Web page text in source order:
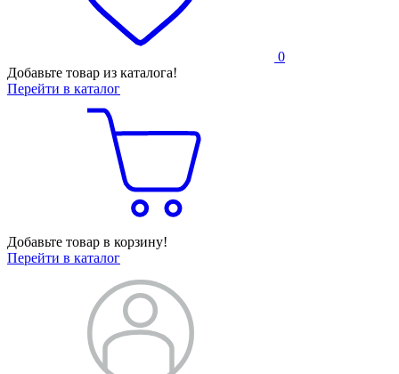
0
Добавьте товар из каталога!
Перейти в каталог
Добавьте товар в корзину!
Перейти в каталог